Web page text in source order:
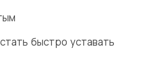
быстро уставать